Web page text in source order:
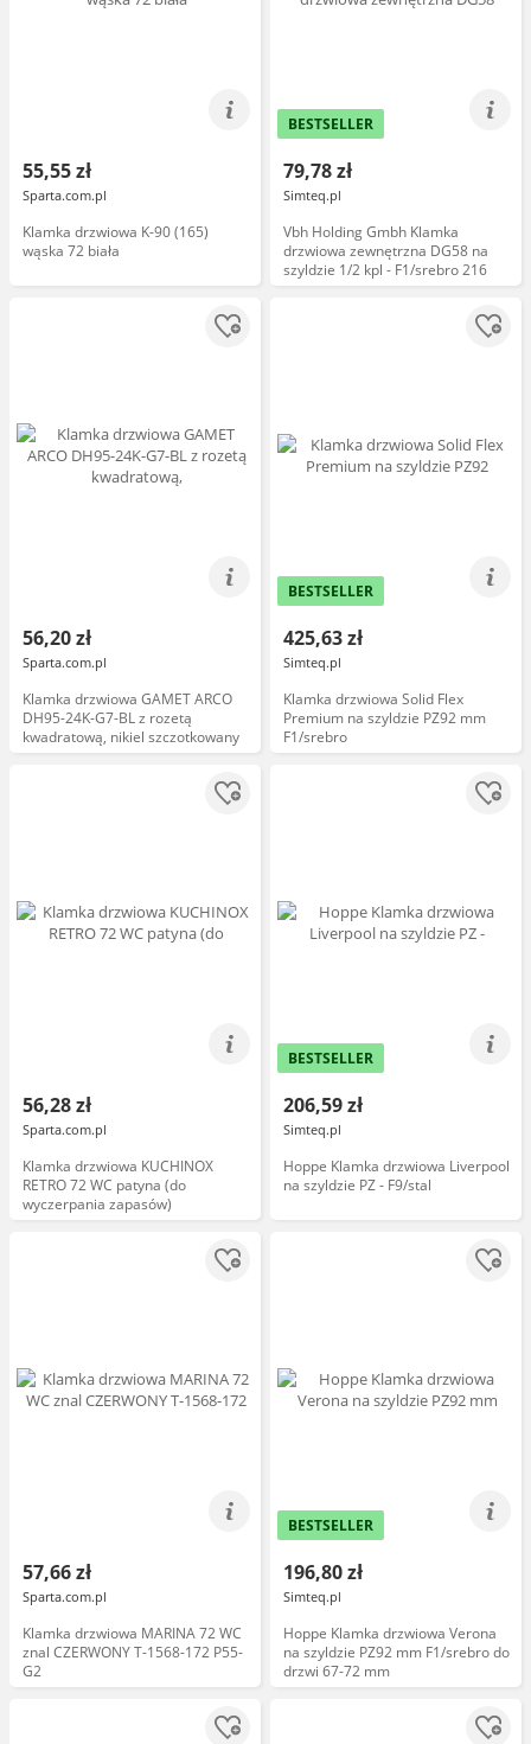
55,55 zł
Sparta.com.pl
Klamka drzwiowa K-90 (165)
wąska 72 biała
BESTSELLER
79,78 zł
Simteq.pl
Vbh Holding Gmbh Klamka
drzwiowa zewnętrzna DG58 na
szyldzie 1/2 kpl - F1/srebro 216
56,20 zł
Sparta.com.pl
Klamka drzwiowa GAMET ARCO
DH95-24K-G7-BL z rozetą
kwadratową, nikiel szczotkowany
BESTSELLER
425,63 zł
Simteq.pl
Klamka drzwiowa Solid Flex
Premium na szyldzie PZ92 mm
F1/srebro
56,28 zł
Sparta.com.pl
Klamka drzwiowa KUCHINOX
RETRO 72 WC patyna (do
wyczerpania zapasów)
BESTSELLER
206,59 zł
Simteq.pl
Hoppe Klamka drzwiowa Liverpool
na szyldzie PZ - F9/stal
57,66 zł
Sparta.com.pl
Klamka drzwiowa MARINA 72 WC
znal CZERWONY T-1568-172 P55-
G2
BESTSELLER
196,80 zł
Simteq.pl
Hoppe Klamka drzwiowa Verona
na szyldzie PZ92 mm F1/srebro do
drzwi 67-72 mm